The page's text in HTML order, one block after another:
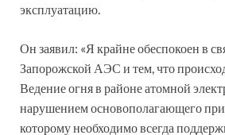
эксплуатацию.
Он заявил: «Я крайне обеспокоен в
Запорожской АЭС и тем, что
Ведение огня в районе атомной
нарушением основополагающего
которому необходимо всегда